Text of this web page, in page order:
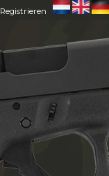
Registrieren